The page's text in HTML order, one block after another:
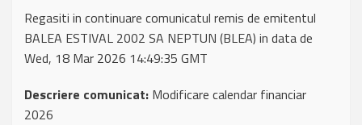
Regasiti in continuare comunicatul remis de emitentul
BALEA ESTIVAL 2002 SA NEPTUN (BLEA) in data de
Wed, 18 Mar 2026 14:49:35 GMT
Descriere comunicat: Modificare calendar financiar
2026